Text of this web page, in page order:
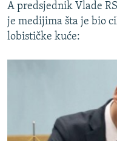
A predsjednik Vlade RS
je medijima šta je bio
lobističke kuće: